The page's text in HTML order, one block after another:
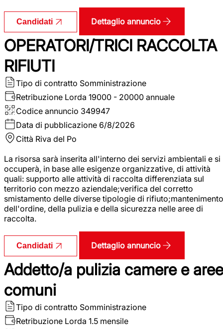
Candidati Dettaglio annuncio
OPERATORI/TRICI RACCOLTA
RIFIUTI
Tipo di contratto Somministrazione
Retribuzione Lorda 19000 - 20000 annuale
Codice annuncio 349947
Data di pubblicazione 6/8/2026
Città Riva del Po
La risorsa sarà inserita all'interno dei servizi ambientali e si
occuperà, in base alle esigenze organizzative, di attività
quali: supporto alle attività di raccolta differenziata sul
territorio con mezzo aziendale;verifica del corretto
smistamento delle diverse tipologie di rifiuto;mantenimento
dell'ordine, della pulizia e della sicurezza nelle aree di
raccolta.
Candidati Dettaglio annuncio
Addetto/a pulizia camere e aree
comuni
Tipo di contratto Somministrazione
Retribuzione Lorda 1.5 mensile